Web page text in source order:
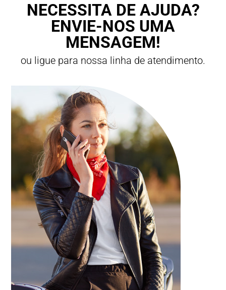
NECESSITA DE AJUDA?
ENVIE-NOS UMA
MENSAGEM!
ou ligue para nossa linha de atendimento.